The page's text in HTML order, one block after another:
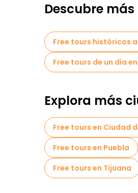
Descubre
Free tours históricos
Free tours de un día
Explora más
Free tours en Ciudad
Free tours en Puebla
Free tours en Tijuana